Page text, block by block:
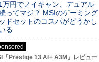
万円でノイキャン、デュアル
ってマジ？ MSIのゲーミング
ドセットのコスパがどうかし
る
「Prestige 13 AI+ A3M」レビュー